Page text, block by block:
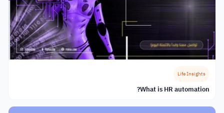
Life Insights
What is HR automation?